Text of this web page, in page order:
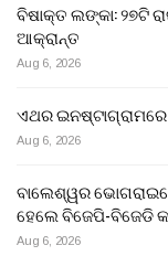
ବିଷାକ୍ତ ଲଙ୍କା: ୨୭ଟି
ଆକ୍ରାନ୍ତ
Aug 6, 2026
ଏଥର
Aug 6, 2026
ବାଲେଶ୍ୱର
ହେଲେ ବିଜେପି-ବିଜେଡି
Aug 6, 2026